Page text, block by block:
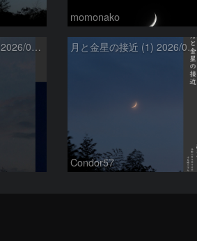
momonako
月と金星の接近 (2) 2026/07/17 月と金星の接近 (1) 2026/07/17
Condor57